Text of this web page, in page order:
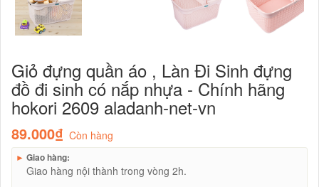
Giỏ đựng quần áo , Làn Đi Sinh đựng
đồ đi sinh có nắp nhựa - Chính hãng
hokori 2609 aladanh-net-vn
89.000₫ Còn hàng
► Giao hàng:
Giao hàng nội thành trong vòng 2h.